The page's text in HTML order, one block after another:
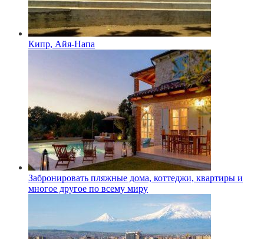
Кипр, Айя-Напа
Забронировать пляжные дома, коттеджи, квартиры и
многое другое по всему миру